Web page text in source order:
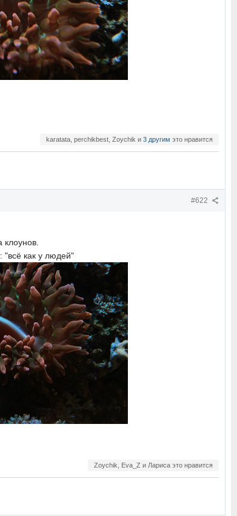
karatata, perchikbest, Zoychik и 3 другим это нравится
#622
"всё как у людей"
Zoychik, Eva_Z и Лариса это нравится